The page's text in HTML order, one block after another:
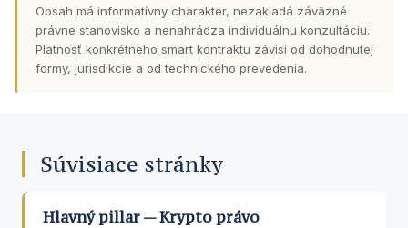
Obsah má informatívny charakter, nezakladá záväzné
právne stanovisko a nenahrádza individuálnu konzultáciu.
Platnosť konkrétneho smart kontraktu závisí od dohodnutej
formy, jurisdikcie a od technického prevedenia.
Súvisiace stránky
Hlavný pillar — Krypto právo